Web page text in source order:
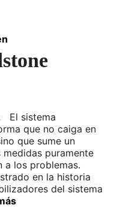
El sistema
que no caiga en
que sume un
puramente
a los problemas.
en la historia
del sistema